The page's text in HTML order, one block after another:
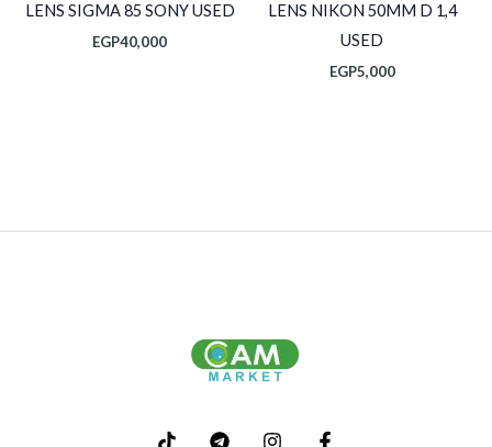
LENS NIKON 50MM D 1,4
USED
EGP5,000
LENS SIGMA 85 SONY USED
EGP40,000